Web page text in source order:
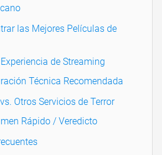
las Mejores Películas de
de Streaming
Técnica Recomendada
Otros Servicios de Terror
Rápido / Veredicto